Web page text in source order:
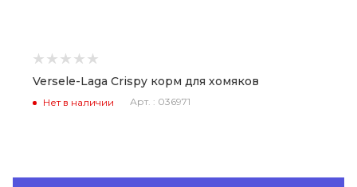
Versele-Laga Crispy корм для хомяков
Нет в наличии Арт. : 036971